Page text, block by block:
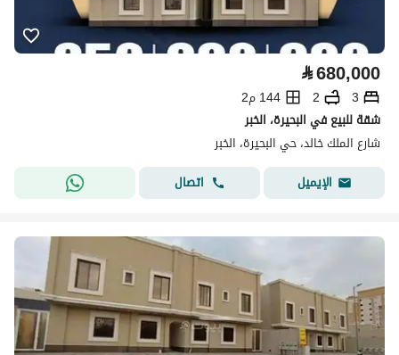
⃁680,000
3
2
144 م2
شقة للبيع في البحيرة، الخبر
شارع الملك خالد، حي البحيرة، الخبر
الإيميل
اتصال